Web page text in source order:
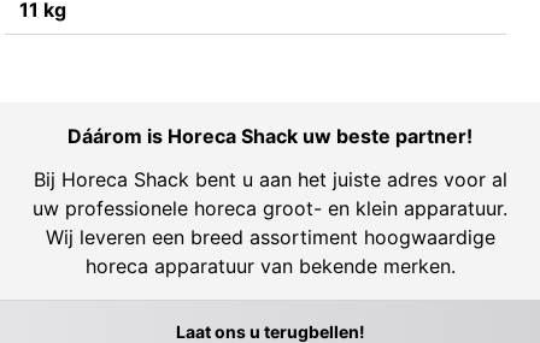
11 kg
Dáárom is Horeca Shack uw beste partner!
Bij Horeca Shack bent u aan het juiste adres voor al
uw professionele horeca groot- en klein apparatuur.
Wij leveren een breed assortiment hoogwaardige
horeca apparatuur van bekende merken.
Laat ons u terugbellen!